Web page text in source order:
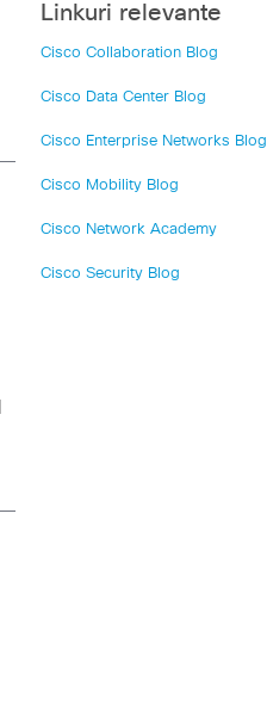
Linkuri relevante
Cisco Collaboration Blog
Cisco Data Center Blog
Cisco Enterprise Networks Blog
Cisco Mobility Blog
Cisco Network Academy
Cisco Security Blog